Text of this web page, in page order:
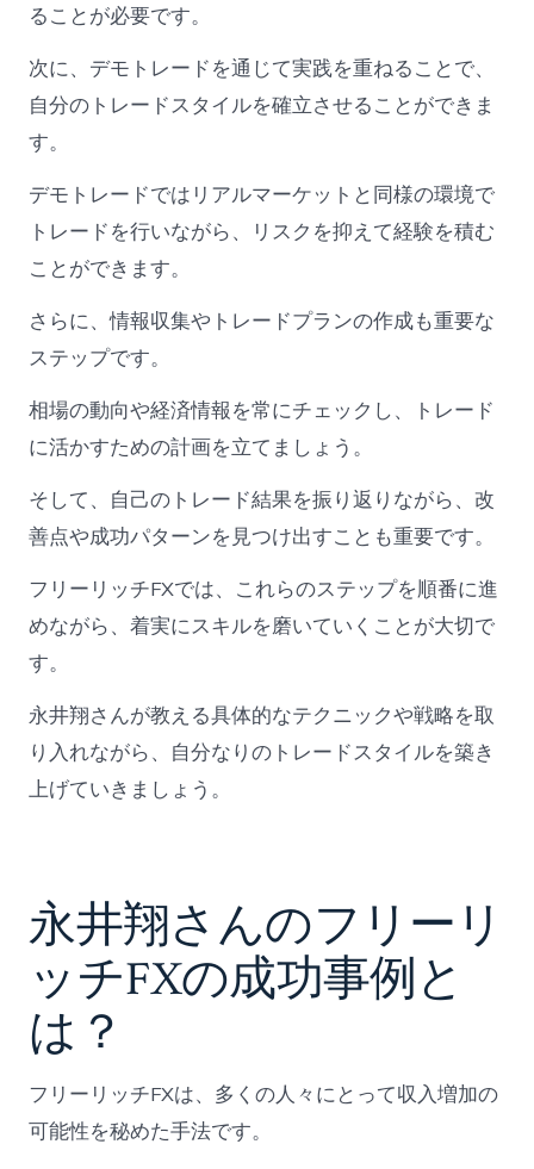
ることが必要です。
次に、デモトレードを通じて実践を重ねることで、
自分のトレードスタイルを確立させることができま
す。
デモトレードではリアルマーケットと同様の環境で
トレードを行いながら、リスクを抑えて経験を積む
ことができます。
さらに、情報収集やトレードプランの作成も重要な
ステップです。
相場の動向や経済情報を常にチェックし、トレード
に活かすための計画を立てましょう。
そして、自己のトレード結果を振り返りながら、改
善点や成功パターンを見つけ出すことも重要です。
フリーリッチFXでは、これらのステップを順番に進
めながら、着実にスキルを磨いていくことが大切で
す。
永井翔さんが教える具体的なテクニックや戦略を取
り入れながら、自分なりのトレードスタイルを築き
上げていきましょう。
永井翔さんのフリーリ
ッチFXの成功事例と
は？
フリーリッチFXは、多くの人々にとって収入増加の
可能性を秘めた手法です。